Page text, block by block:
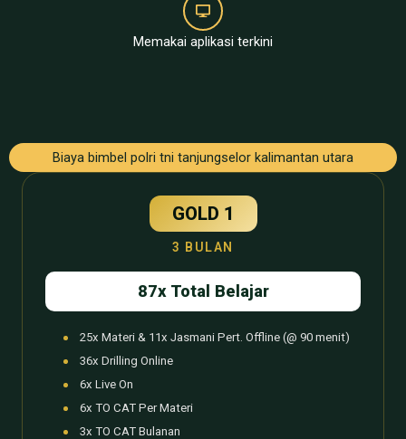
Memakai aplikasi terkini
Biaya bimbel polri tni tanjungselor kalimantan utara
GOLD 1
3 BULAN
87x Total Belajar
25x Materi & 11x Jasmani Pert. Offline (@ 90 menit)
36x Drilling Online
6x Live On
6x TO CAT Per Materi
3x TO CAT Bulanan